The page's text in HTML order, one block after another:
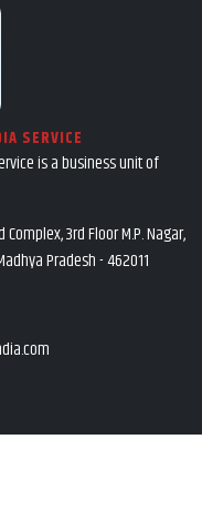
SERVICE
is a business unit of
Complex, 3rd Floor M.P. Nagar,
Pradesh - 462011